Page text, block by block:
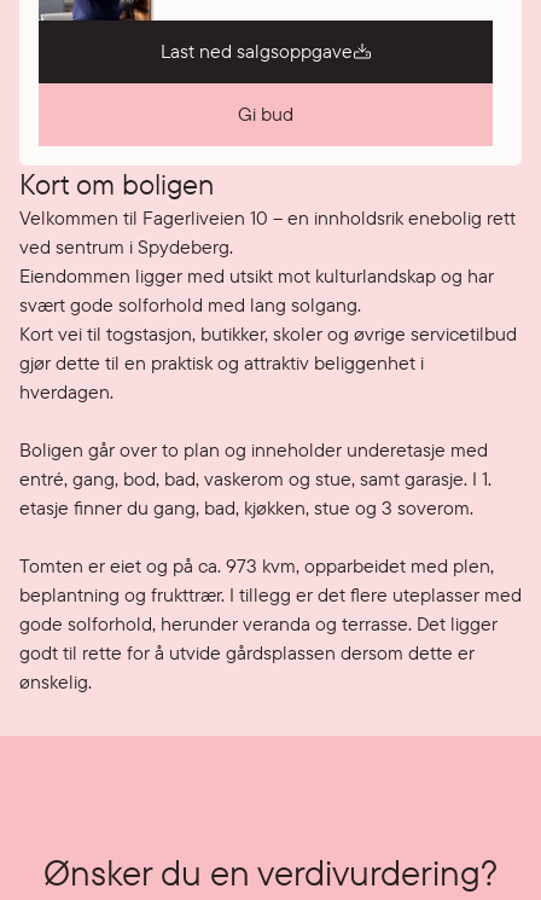
Last ned salgsoppgave
Gi bud
Kort om boligen
Velkommen til Fagerliveien 10 – en innholdsrik enebolig rett
ved sentrum i Spydeberg.
Eiendommen ligger med utsikt mot kulturlandskap og har
svært gode solforhold med lang solgang.
Kort vei til togstasjon, butikker, skoler og øvrige servicetilbud
gjør dette til en praktisk og attraktiv beliggenhet i
hverdagen.
Boligen går over to plan og inneholder underetasje med
entré, gang, bod, bad, vaskerom og stue, samt garasje. I 1.
etasje finner du gang, bad, kjøkken, stue og 3 soverom.
Tomten er eiet og på ca. 973 kvm, opparbeidet med plen,
beplantning og frukttrær. I tillegg er det flere uteplasser med
gode solforhold, herunder veranda og terrasse. Det ligger
godt til rette for å utvide gårdsplassen dersom dette er
Ønsker du en verdivurdering?